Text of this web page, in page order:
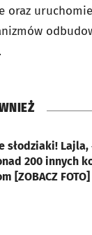
oraz
słodziaki!
200 innych
[ZOBACZ FOTO]
karcie
karcie